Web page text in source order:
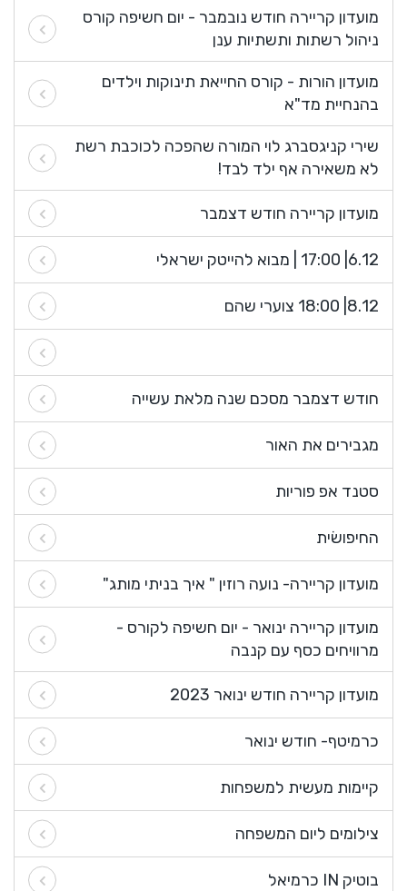
מועדון קריירה חודש נובמבר - יום חשיפה קורס
ניהול רשתות ותשתיות ענן
מועדון הורות - קורס החייאת תינוקות וילדים
בהנחיית מד"א
שירי קניגסברג לוי המורה שהפכה לכוכבת רשת
לא משאירה אף ילד לבד!
מועדון קריירה חודש דצמבר
6.12| 17:00 | מבוא להייטק ישראלי
8.12| 18:00 צוערי שהם
חודש דצמבר מסכם שנה מלאת עשייה
מגבירים את האור
סטנד אפ פוריות
החיפושׂית
מועדון קריירה- נועה רוזין " איך בניתי מותג"
מועדון קריירה ינואר - יום חשיפה לקורס -
מרוויחים כסף עם קנבה
מועדון קריירה חודש ינואר 2023
כרמיטף- חודש ינואר
קיימות מעשית למשפחות
צילומים ליום המשפחה
בוטיק IN כרמיאל